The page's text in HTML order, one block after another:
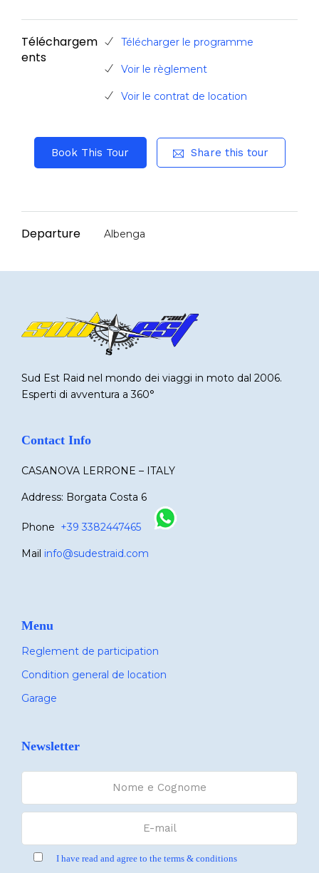
Téléchargem
ents
Télécharger le programme
Voir le règlement
Voir le contrat de location
Book This Tour Share this tour
Departure Albenga
Sud Est Raid nel mondo dei viaggi in moto dal 2006.
Esperti di avventura a 360°
Contact Info
CASANOVA LERRONE – ITALY
Address: Borgata Costa 6
Phone +39 3382447465
Mail info@sudestraid.com
Menu
Reglement de participation
Condition general de location
Garage
Newsletter
I have read and agree to the terms & conditions